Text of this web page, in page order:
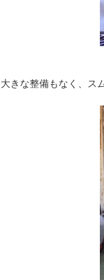
大きな整備もなく、ス